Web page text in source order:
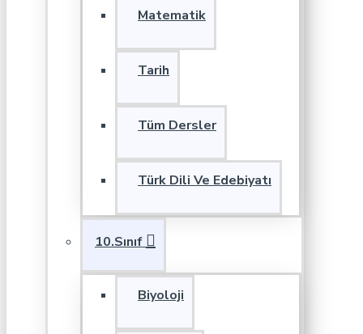
Matematik
Tarih
Tüm Dersler
Türk Dili Ve Edebiyatı
10.Sınıf
Biyoloji